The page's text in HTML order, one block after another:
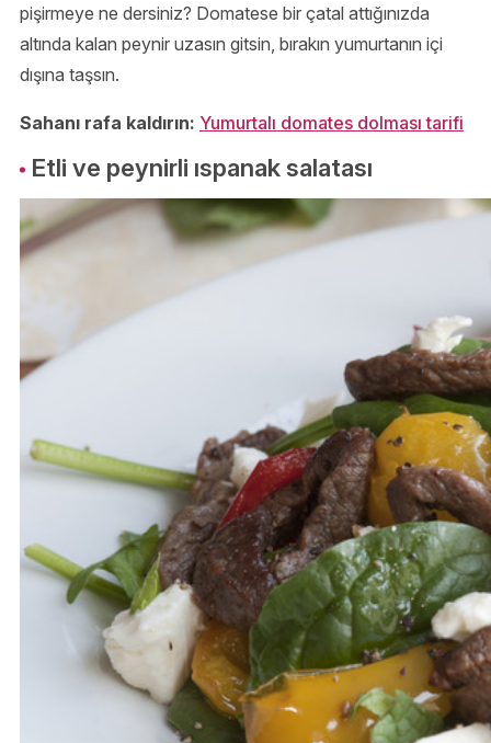
pişirmeye ne dersiniz? Domatese bir çatal attığınızda
altında kalan peynir uzasın gitsin, bırakın yumurtanın içi
dışına taşsın.
Sahanı rafa kaldırın: Yumurtalı domates dolması tarifi
Etli ve peynirli ıspanak salatası